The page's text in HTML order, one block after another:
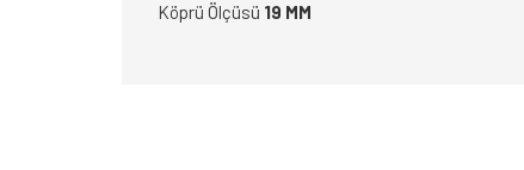
Köprü Ölçüsü 19 MM